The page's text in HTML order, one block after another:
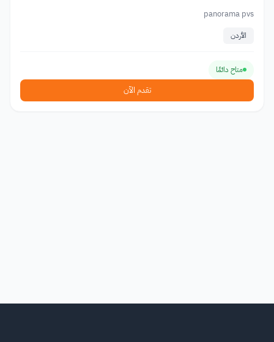
panorama pvs
الأردن
متاح دائمًا
تقدم الآن